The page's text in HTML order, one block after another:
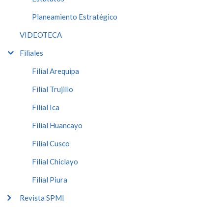
Planeamiento Estratégico
VIDEOTECA
Filiales
Filial Arequipa
Filial Trujillo
Filial Ica
Filial Huancayo
Filial Cusco
Filial Chiclayo
Filial Piura
Revista SPMI